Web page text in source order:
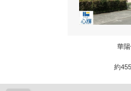
華
約